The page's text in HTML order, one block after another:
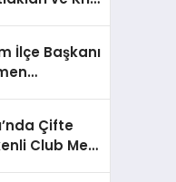
İlçe Başkanı
Çifte
Club Med